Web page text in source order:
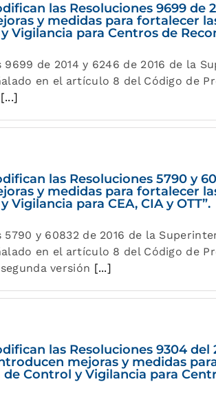
las Resoluciones 9699 de
y medidas para fortalecer
Vigilancia para Centros de
de 2014 y 6246 de 2016 de la
en el artículo 8 del Código de
[...]
las Resoluciones 5790 y
y medidas para fortalecer
para CEA, CIA y OTT”.
y 60832 de 2016 de la
en el artículo 8 del Código de
versión [...]
las Resoluciones 9304 del
mejoras y medidas
Control y Vigilancia para